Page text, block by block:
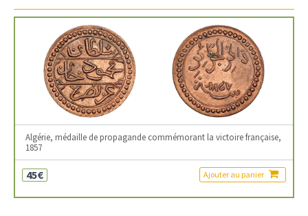
Algérie, médaille de propagande commémorant la victoire française,
1857
45€ Ajouter au panier